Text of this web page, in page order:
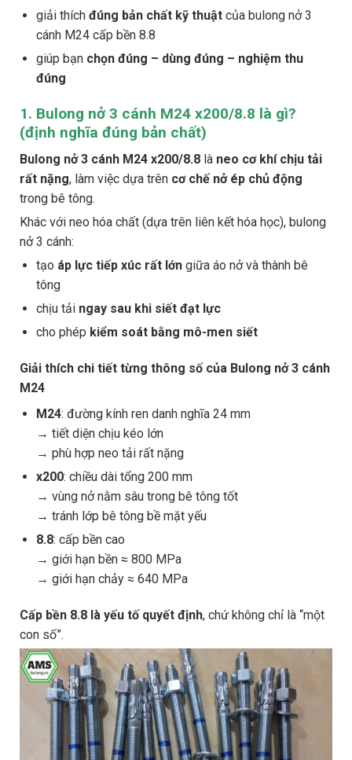
giải thích đúng bản chất kỹ thuậtcủa bulong nở 3
cánh M24 cấp bền 8.8
giúp bạn chọn đúng – dùng đúng – nghiệm thu
đúng
1. Bulong nở 3 cánh M24 x200/8.8 là gì?
(định nghĩa đúng bản chất)
Bulong nở 3 cánh M24 x200/8.8 là neo cơ khí chịu tải
rất nặng, làm việc dựa trên cơ chế nở ép chủ động
trong bê tông.
Khác với neo hóa chất (dựa trên liên kết hóa học), bulong
nở 3 cánh:
tạo áp lực tiếp xúc rất lớngiữa áo nở và thành bê
tông
chịu tải ngay sau khi siết đạt lực
cho phép kiểm soát bằng mô-men siết
Giải thích chi tiết từng thông số của Bulong nở 3 cánh
M24
M24: đường kính ren danh nghĩa 24 mm
→ tiết diện chịu kéo lớn
→ phù hợp neo tải rất nặng
x200: chiều dài tổng 200 mm
→ vùng nở nằm sâu trong bê tông tốt
→ tránh lớp bê tông bề mặt yếu
8.8: cấp bền cao
→ giới hạn bền ≈ 800 MPa
→ giới hạn chảy ≈ 640 MPa
Cấp bền 8.8 là yếu tố quyết định, chứ không chỉ là “một
con số”.